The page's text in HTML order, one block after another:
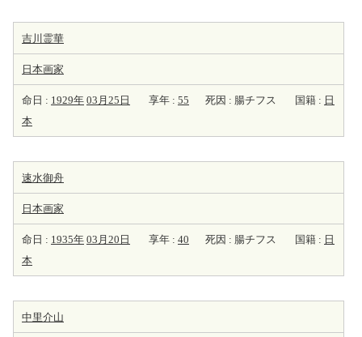
吉川霊華
日本画家
命日 : 1929年 03月25日 享年 : 55 死因 : 腸チフス 国籍 : 日
本
速水御舟
日本画家
命日 : 1935年 03月20日 享年 : 40 死因 : 腸チフス 国籍 : 日
本
中里介山